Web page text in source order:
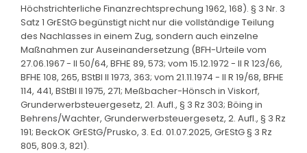
Höchstrichterliche Finanzrechtsprechung 1962, 168). § 3 Nr. 3
Satz 1 GrEStG begünstigt nicht nur die vollständige Teilung
des Nachlasses in einem Zug, sondern auch einzelne
Maßnahmen zur Auseinandersetzung (BFH-Urteile vom
27.06.1967 - II 50/64, BFHE 89, 573; vom 15.12.1972 - II R 123/66,
BFHE 108, 265, BStBl II 1973, 363; vom 21.11.1974 - II R 19/68, BFHE
114, 441, BStBl II 1975, 271; Meßbacher-Hönsch in Viskorf,
Grunderwerbsteuergesetz, 21. Aufl., § 3 Rz 303; Böing in
Behrens/Wachter, Grunderwerbsteuergesetz, 2. Aufl., § 3 Rz
191; BeckOK GrEStG/Prusko, 3. Ed. 01.07.2025, GrEStG § 3 Rz
805, 809.3, 821).